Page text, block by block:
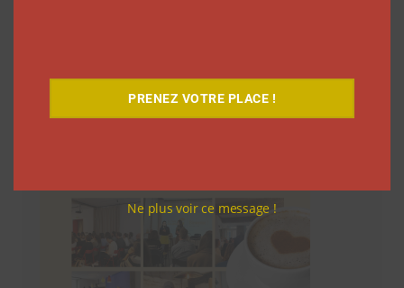
PRENEZ VOTRE PLACE !
Ne plus voir ce message !